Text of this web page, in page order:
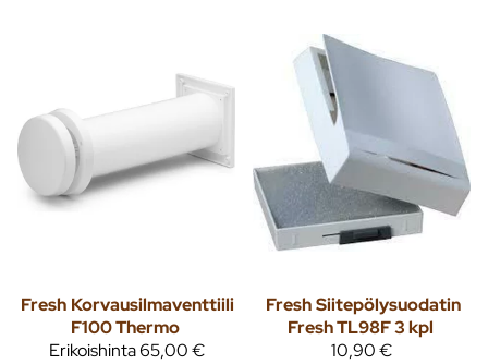
Fresh Korvausilmaventtiili
F100 Thermo
Erikoishinta65,00 €
Fresh Siitepölysuodatin
Fresh TL98F 3 kpl
10,90 €